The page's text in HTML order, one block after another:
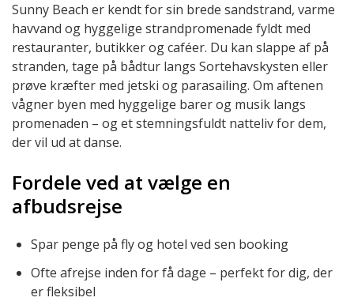
Sunny Beach er kendt for sin brede sandstrand, varme
havvand og hyggelige strandpromenade fyldt med
restauranter, butikker og caféer. Du kan slappe af på
stranden, tage på bådtur langs Sortehavskysten eller
prøve kræfter med jetski og parasailing. Om aftenen
vågner byen med hyggelige barer og musik langs
promenaden – og et stemningsfuldt natteliv for dem,
der vil ud at danse.
Fordele ved at vælge en
afbudsrejse
Spar penge på fly og hotel ved sen booking
Ofte afrejse inden for få dage – perfekt for dig, der
er fleksibel